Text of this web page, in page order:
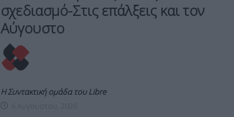
σχεδιασμό-Στις επάλξεις και τον
Αύγουστο
Η Συντακτική ομάδα του Libre